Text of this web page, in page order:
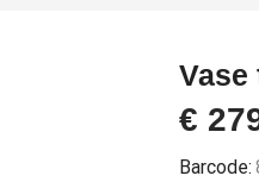
Vase
€
Barcode: